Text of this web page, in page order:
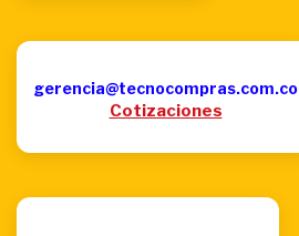
gerencia@tecnocompras.com.co
Cotizaciones